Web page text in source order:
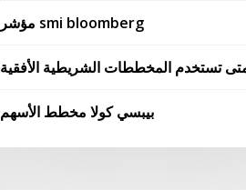
مؤشر smi bloomberg
تستخدم المخططات الشريطية الأفقية
بيبسي كولا مخطط الأسهم